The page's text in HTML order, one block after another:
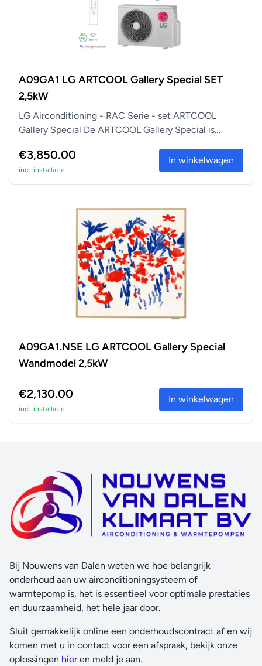
A09GA1 LG ARTCOOL Gallery Special SET
2,5kW
LG Airconditioning - RAC Serie - set ARTCOOL
Gallery Special De ARTCOOL Gallery Special is
€3,850.00
incl. installatie
In winkelwagen
A09GA1.NSE LG ARTCOOL Gallery Special
Wandmodel 2,5kW
€2,130.00
incl. installatie
In winkelwagen
Bij Nouwens van Dalen weten we hoe belangrijk
onderhoud aan uw airconditioningsysteem of
warmtepomp is, het is essentieel voor optimale prestaties
en duurzaamheid, het hele jaar door.
Sluit gemakkelijk online een onderhoudscontract af en wij
komen met u in contact voor een afspraak, bekijk onze
oplossingen hieren meld je aan.